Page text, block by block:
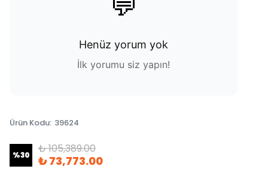
Henüz yorum yok
İlk yorumu siz yapın!
Ürün Kodu: 39624
%30 ₺ 105,389.00
₺ 73,773.00